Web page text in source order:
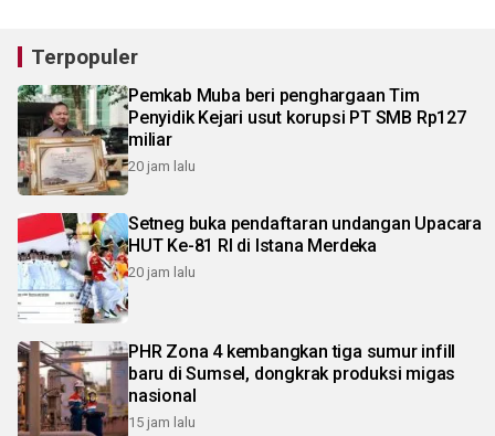
Terpopuler
Pemkab Muba beri penghargaan Tim
Penyidik Kejari usut korupsi PT SMB Rp127
miliar
20 jam lalu
Setneg buka pendaftaran undangan Upacara
HUT Ke-81 RI di Istana Merdeka
20 jam lalu
PHR Zona 4 kembangkan tiga sumur infill
baru di Sumsel, dongkrak produksi migas
nasional
15 jam lalu